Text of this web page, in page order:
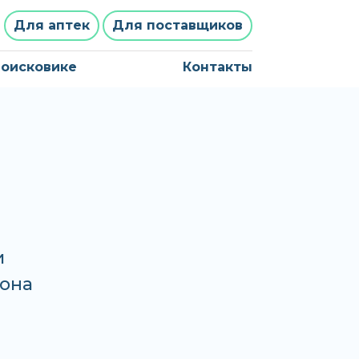
Для аптек Для поставщиков
Контакты